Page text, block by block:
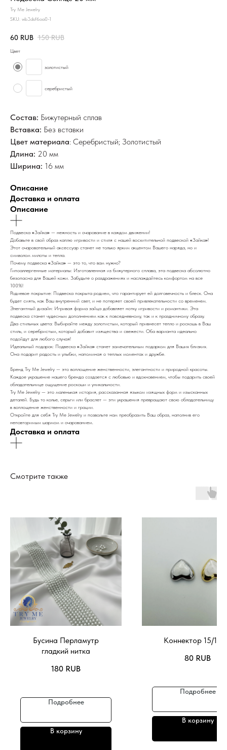
Try Me Jewelry
SKU: wb3dsf6oa0-1
60 RUB 150 RUB
Цвет
золотистый
серебристый
Состав: Бижутерный сплав
Вставка: Без вставки
Цвет материала: Серебристый; Золотистый
Длина: 20 мм
Ширина: 16 мм
Описание
Доставка и оплата
Описание
Подвеска «Зайка» — нежность и очарование в каждом движении!
Добавьте в свой образ каплю игривости и стиля с нашей восхитительной подвеской «Зайка»!
Этот очаровательный аксессуар станет не только ярким акцентом Вашего наряда, но и
символом милоты и тепла.
Почему подвеска «Зайка» — это то, что вам нужно?
Гипоаллергенные материалы: Изготовленная из бижутерного сплава, эта подвеска абсолютно
безопасна для Вашей кожи. Забудьте о раздражениях и наслаждайтесь комфортом на все
100%!
Родиевое покрытие: Подвеска покрыта родием, что гарантирует ей долговечность и блеск. Она
будет сиять, как Ваш внутренний свет, и не потеряет своей привлекательности со временем.
Элегантный дизайн: Игривая форма зайца добавляет нотку игривости и романтики. Эта
подвеска станет чудесным дополнением как к повседневному, так и к праздничному образу.
Два стильных цвета: Выбирайте между золотистым, который привнесет тепло и роскошь в Ваш
стиль, и серебристым, который добавит изящества и свежести. Оба варианта идеально
подойдут для любого случая!
Идеальный подарок: Подвеска «Зайка» станет замечательным подарком для Ваших близких.
Она подарит радость и улыбки, напоминая о теплых моментах и дружбе.
Бренд Try Me Jewelry — это воплощение женственности, элегантности и природной красоты.
Каждое украшение нашего бренда создается с любовью и вдохновением, чтобы подарить своей
обладательнице ощущение роскоши и уникальности.
Try Me Jewelry — это маленькая история, рассказанная языком изящных форм и изысканных
деталей. Будь то колье, серьги или браслет — эти украшения превращают свою обладательницу
в воплощение женственности и грации.
Откройте для себя Try Me Jewelry и позвольте нам преобразить Ваш образ, наполнив его
неповторимым шармом и очарованием.
Доставка и оплата
Смотрите также
Бусина Перламутр
гладкий нитка
180 RUB
Подробнее
В корзину
Коннектор 15/
80 RUB
Подробнее
В корзину